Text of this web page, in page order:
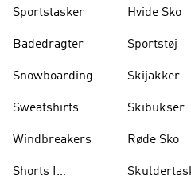
Sportstasker
Badedragter
Snowboarding
Sweatshirts
Windbreakers
Shorts I
Hvide Sko
Sportstøj
Skijakker
Skibukser
Røde Sko